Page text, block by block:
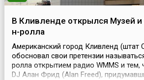
В Кливленде открылся Музей и
н-ролла
Американский город Кливленд (штат
обосновал свои претензии
ролла открытием радио WMMS и тем,
DJ Алан Фрид (Alan Freed),